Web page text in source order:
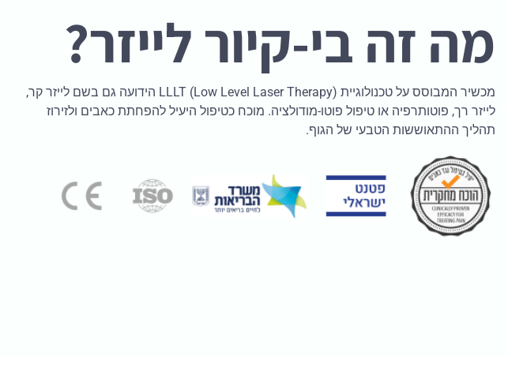
מה זה בי-קיור לייזר?
מכשיר המבוסס על טכנולוגיית LLLT (Low Level Laser Therapy) הידועה גם בשם לייזר קר,
לייזר רך, פוטותרפיה או טיפול פוטו-מודולציה. מוכח כטיפול היעיל להפחתת כאבים ולזירוז
תהליך ההתאוששות הטבעי של הגוף.